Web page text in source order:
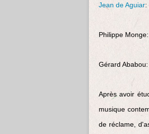
Jean de Aguiar:
Philippe
Gérard
Après avoir
musique
de réclame,